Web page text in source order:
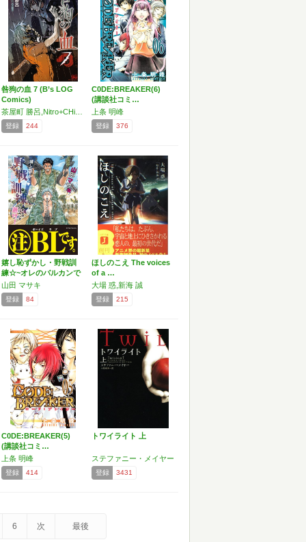
咎狗の血 7 (B’s LOG
Comics)
登録 244
C0DE:BREAKER(6)
(講談社コミ…
上条 明峰
登録 376
嬉し恥ずかし・野戦訓
練☆~オレのバルカンで
逝…
山田 マサキ
登録 84
ほしのこえ The voices
of a …
大場 惑,新海 誠
登録 215
C0DE:BREAKER(5)
(講談社コミ…
上条 明峰
登録 414
トワイライト 上
ステファニー・メイヤー
登録 3431
6 次 最後